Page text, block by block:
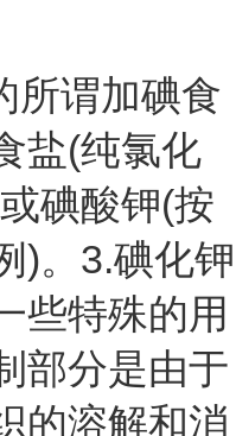
谓加碘食
盐(纯氯化
碘酸钾(按
)。3.碘化钾
些特殊的用
部分是由于
的溶解和消